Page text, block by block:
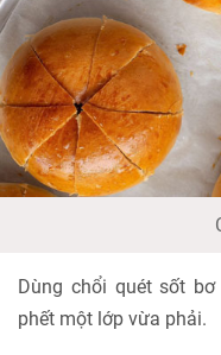
Dùng chổi quét sốt
phết một lớp vừa phải.